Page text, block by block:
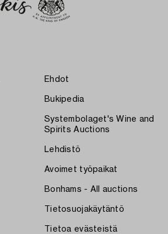
Ehdot
Bukipedia
Systembolaget's Wine and
Spirits Auctions
Lehdistö
Avoimet työpaikat
Bonhams - All auctions
Tietosuojakäytäntö
Tietoa evästeistä